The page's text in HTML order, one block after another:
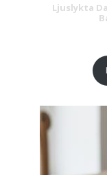
Ljuslykta